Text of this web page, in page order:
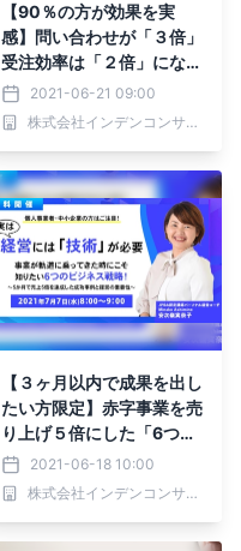
【90％の方が効果を実
感】問い合わせが「３倍」
受注効率は「２倍」にな
る、オンライン営業の鉄則
2021-06-21 09:00
株式会社インデンコンサルティング
【３ヶ月以内で成果を出し
たい方限定】赤字事業を売
り上げ５倍にした「6つの
ビジネス戦略」とは
2021-06-18 10:00
株式会社インデンコンサルティング